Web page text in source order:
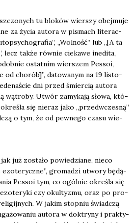
tu blo­ków wier­szy obej­mu­je
za życia auto­ra w pismach lite­rac­
„Wol­ność” lub „[A ta
lecz tak­że rów­nie cie­ka­we ine­di­ta,
ostat­nim wier­szem Pes­soi,
od cho­rób]”, dato­wa­nym na 19 listo­
dni przed śmier­cią auto­ra
wątro­by. Utwór zamy­ka­ją sło­wa, któ­
się nie­raz jako „przed­wcze­sną”
o tym, że od pew­ne­go cza­su wie­
już zosta­ło powie­dzia­ne, nie­co
ezo­te­rycz­ne”, gro­ma­dzi utwo­ry będą­
Pes­soi tym, co ogól­nie okre­śla się
ezo­te­ry­ki czy okul­ty­zmu, oraz po pro­
W jakim stop­niu świad­czą
auto­ra w dok­try­ny i prak­ty­